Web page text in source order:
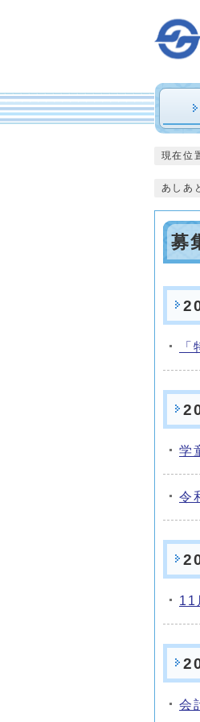
現在位
あしあ
募
学
令
11
会